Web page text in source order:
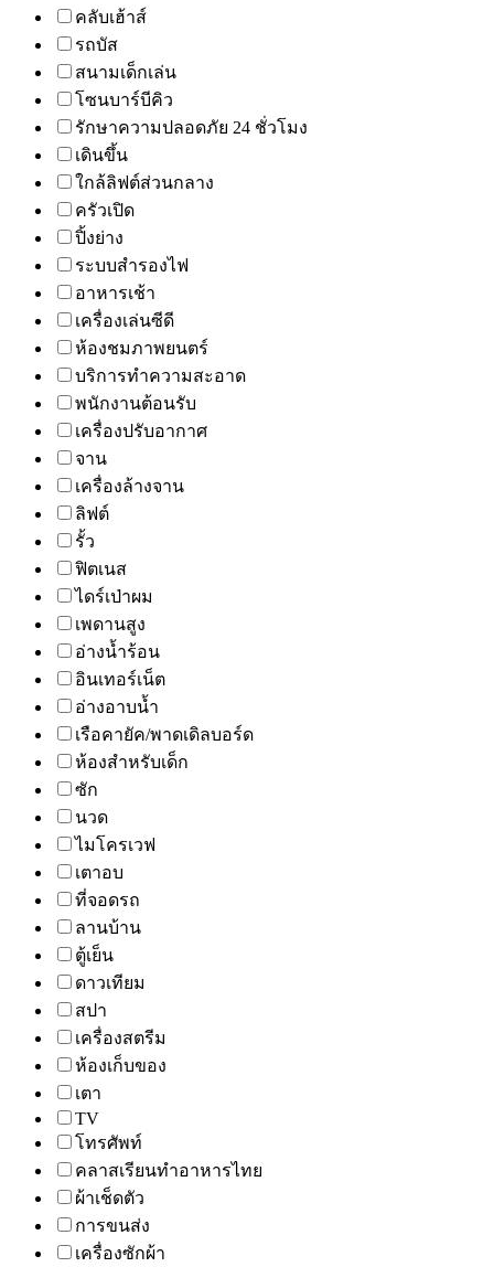
คลับเฮ้าส์
รถบัส
สนามเด็กเล่น
โซนบาร์บีคิว
รักษาความปลอดภัย 24 ชั่วโมง
เดินขึ้น
ใกล้ลิฟต์ส่วนกลาง
ครัวเปิด
ปิ้งย่าง
ระบบสำรองไฟ
อาหารเช้า
เครื่องเล่นซีดี
ห้องชมภาพยนตร์
บริการทำความสะอาด
พนักงานต้อนรับ
เครื่องปรับอากาศ
จาน
เครื่องล้างจาน
ลิฟต์
รั้ว
ฟิตเนส
ไดร์เป่าผม
เพดานสูง
อ่างน้ำร้อน
อินเทอร์เน็ต
อ่างอาบน้ำ
เรือคายัค/พาดเดิลบอร์ด
ห้องสำหรับเด็ก
ซัก
นวด
ไมโครเวฟ
เตาอบ
ที่จอดรถ
ลานบ้าน
ตู้เย็น
ดาวเทียม
สปา
เครื่องสตรีม
ห้องเก็บของ
เตา
TV
โทรศัพท์
คลาสเรียนทำอาหารไทย
ผ้าเช็ดตัว
การขนส่ง
เครื่องซักผ้า